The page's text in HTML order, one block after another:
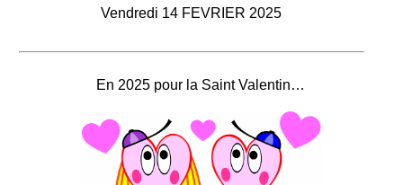
Vendredi 14 FEVRIER 2025
En 2025 pour la Saint Valentin…